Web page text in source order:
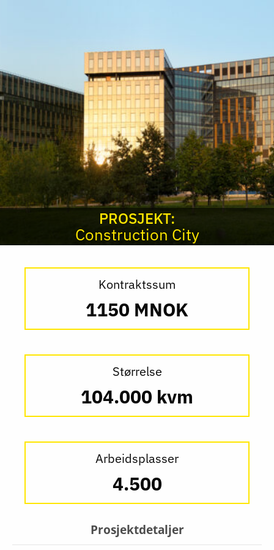
PROSJEKT:
Construction City
Kontraktssum
1150 MNOK
Størrelse
104.000 kvm
Arbeidsplasser
4.500
Prosjektdetaljer